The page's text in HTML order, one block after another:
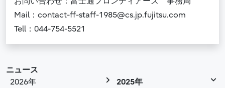
Mail：contact-ff-staff-1985@cs.jp.fujitsu.com
Tell：044-754-5521
ニュース
2026年
2025年